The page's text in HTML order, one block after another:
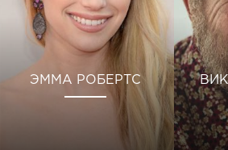
ЭММА РОБЕРТС